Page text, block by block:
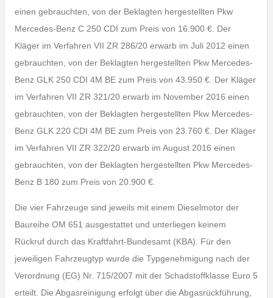
einen gebrauchten, von der Beklagten hergestellten Pkw
Mercedes-Benz C 250 CDI zum Preis von 16.900 €. Der
Kläger im Verfahren VII ZR 286/20 erwarb im Juli 2012 einen
gebrauchten, von der Beklagten hergestellten Pkw Mercedes-
Benz GLK 250 CDI 4M BE zum Preis von 43.950 €. Der Kläger
im Verfahren VII ZR 321/20 erwarb im November 2016 einen
gebrauchten, von der Beklagten hergestellten Pkw Mercedes-
Benz GLK 220 CDI 4M BE zum Preis von 23.760 €. Der Kläger
im Verfahren VII ZR 322/20 erwarb im August 2016 einen
gebrauchten, von der Beklagten hergestellten Pkw Mercedes-
Benz B 180 zum Preis von 20.900 €.
Die vier Fahrzeuge sind jeweils mit einem Dieselmotor der
Baureihe OM 651 ausgestattet und unterliegen keinem
Rückruf durch das Kraftfahrt-Bundesamt (KBA). Für den
jeweiligen Fahrzeugtyp wurde die Typgenehmigung nach der
Verordnung (EG) Nr. 715/2007 mit der Schadstoffklasse Euro 5
erteilt. Die Abgasreinigung erfolgt über die Abgasrückführung,